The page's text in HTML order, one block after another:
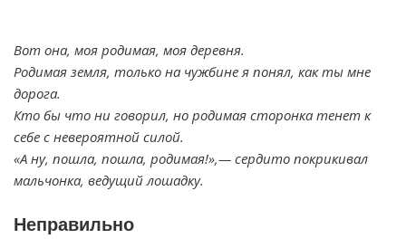
Вот она, моя родимая, моя деревня.
Родимая земля, только на чужбине я понял, как ты мне
дорога.
Кто бы что ни говорил, но родимая сторонка тенет к
себе с невероятной силой.
«А ну, пошла, пошла, родимая!»,— сердито покрикивал
мальчонка, ведущий лошадку.
Неправильно